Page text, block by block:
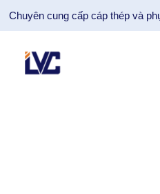
Chuyên cung cấp cáp thép và